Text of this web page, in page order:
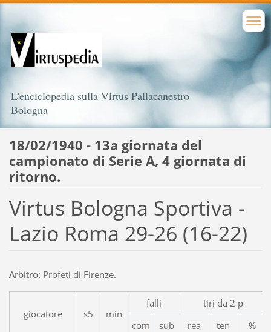
L'enciclopedia sulla Virtus Pallacanestro
Bologna
18/02/1940 - 13a giornata del
campionato di Serie A, 4 giornata di
ritorno.
Virtus Bologna Sportiva -
Lazio Roma 29-26 (16-22)
Arbitro: Profeti di Firenze.
giocatore s5 min
falli
tiri da 2 p
com
sub rea ten
%